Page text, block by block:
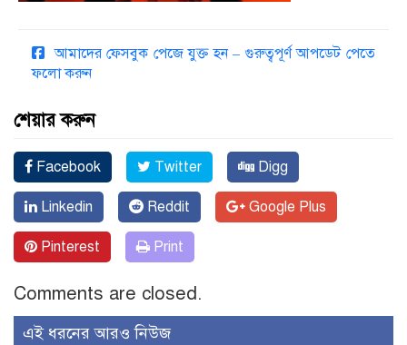
আমাদের ফেসবুক পেজে যুক্ত হন – গুরুত্বপূর্ণ আপডেট পেতে
ফলো করুন
শেয়ার করুন
Facebook Twitter Digg
Linkedin Reddit Google Plus
Pinterest Print
Comments are closed.
এই ধরনের আরও নিউজ